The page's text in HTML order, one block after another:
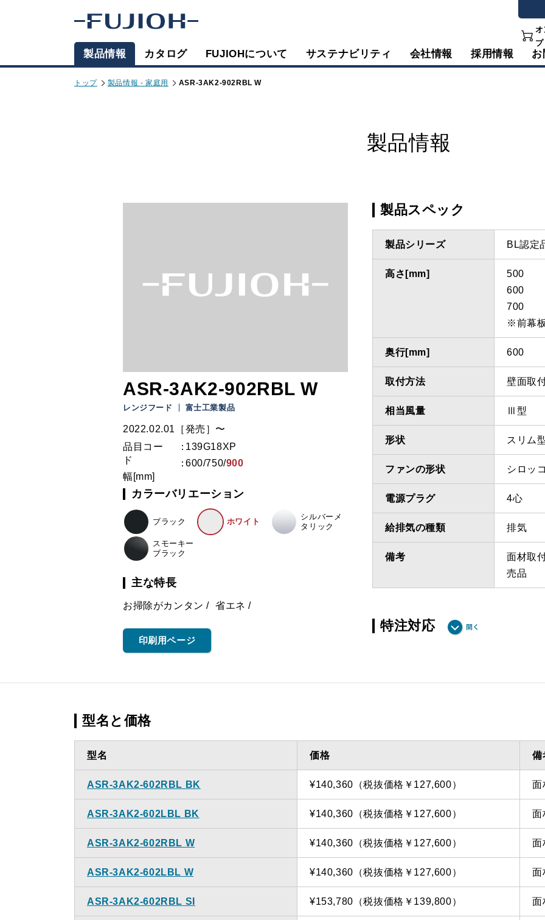
オ
プ
製品情報 カタログ FUJIOHについて サステナビリティ 会社情報 採用情報 お
トップ 製品情報 - 家庭用 ASR-3AK2-902RBL W
製品情報
ASR-3AK2-902RBL W
レンジフード 富士工業製品
2022.02.01［発売］〜
品目コー
ド
139G18XP
幅[mm]
600/750/900
カラーバリエーション
ブラック ホワイト
シルバーメ
タリック
スモーキー
ブラック
主な特長
お掃除がカンタン 省エネ
印刷用ページ
製品スペック
製品シリーズ BL認定
高さ[mm]
500
600
700
※前幕
奥行[mm] 600
取付方法 壁面取
相当風量 Ⅲ型
形状 スリム
ファンの形状 シロッコ
電源プラグ 4心
給排気の種類 排気
備考
面材取
売品
特注対応
型名と価格
型名 価格 備
ASR-3AK2-602RBL BK ¥140,360（税抜価格￥127,600） 面
ASR-3AK2-602LBL BK ¥140,360（税抜価格￥127,600） 面
ASR-3AK2-602RBL W ¥140,360（税抜価格￥127,600） 面
ASR-3AK2-602LBL W ¥140,360（税抜価格￥127,600） 面
ASR-3AK2-602RBL SI ¥153,780（税抜価格￥139,800） 面